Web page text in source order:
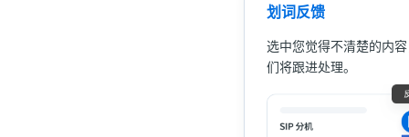
划词反馈
选中您觉得不清楚的内
们将跟进处理。